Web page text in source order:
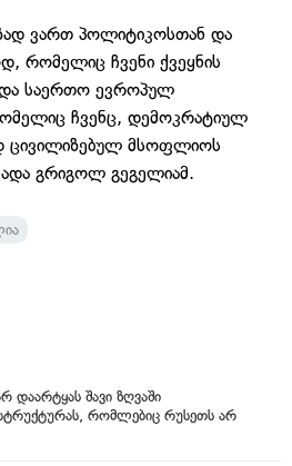
ვართ პოლიტიკოსთან და
რომელიც ჩვენი ქვეყნის
საერთო ევროპულ
ჩვენც, დემოკრატიულ
ცივილიზებულ მსოფლიოს
გრიგოლ გეგელიამ.
დაარტყას შავი ზღვაში
რომლებიც რუსეთს არ